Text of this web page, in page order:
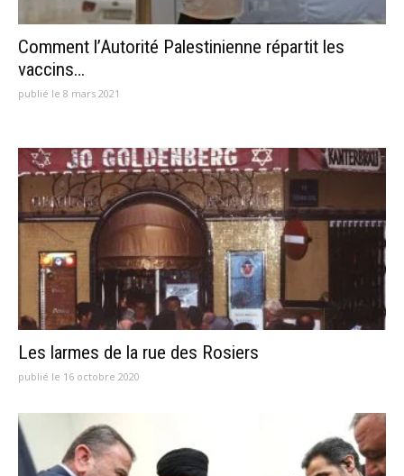
Comment l’Autorité Palestinienne répartit les
vaccins…
publié le 8 mars 2021
Les larmes de la rue des Rosiers
publié le 16 octobre 2020